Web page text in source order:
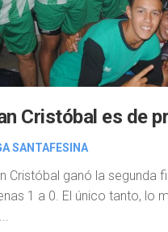
Cristóbal es de
SANTAFESINA
Cristóbal ganó la segunda
1 a 0. El único tanto, lo